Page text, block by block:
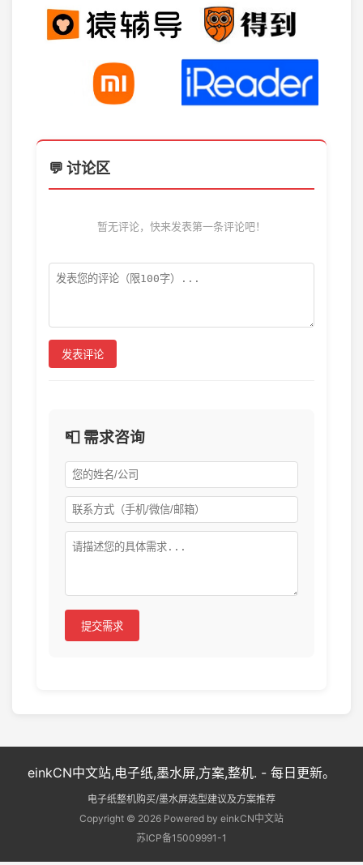
💬 讨论区
暂无评论，快来发表第一条评论吧！
发表评论
📮 需求咨询
提交需求
einkCN中文站,电子纸,墨水屏,方案,整机. - 每日更新。
电子纸整机购买/墨水屏选型建议及方案推荐
Copyright © 2026 Powered by einkCN中文站
苏ICP备15009991-1